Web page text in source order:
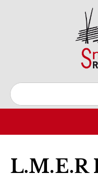
L.M.E.R